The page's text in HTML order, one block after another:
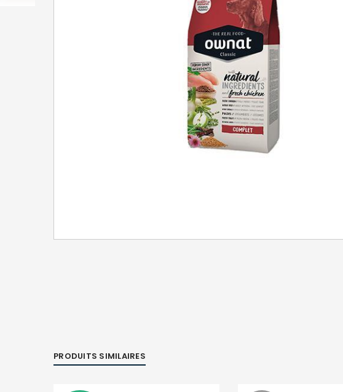
PRODUITS SIMILAIRES